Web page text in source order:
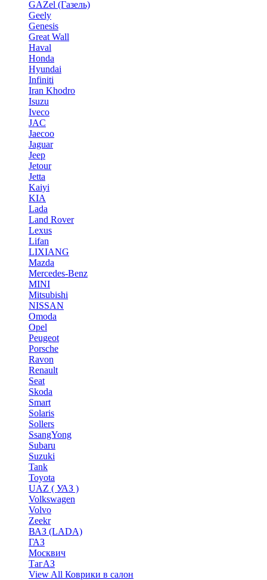
GAZel (Газель)
Geely
Genesis
Great Wall
Haval
Honda
Hyundai
Infiniti
Iran Khodro
Isuzu
Iveco
JAC
Jaecoo
Jaguar
Jeep
Jetour
Jetta
Kaiyi
KIA
Lada
Land Rover
Lexus
Lifan
LIXIANG
Mazda
Mercedes-Benz
MINI
Mitsubishi
NISSAN
Omoda
Opel
Peugeot
Porsche
Ravon
Renault
Seat
Skoda
Smart
Solaris
Sollers
SsangYong
Subaru
Suzuki
Tank
Toyota
UAZ ( УАЗ )
Volkswagen
Volvo
Zeekr
ВАЗ (LADA)
ГАЗ
Москвич
ТагАЗ
View All Коврики в салон